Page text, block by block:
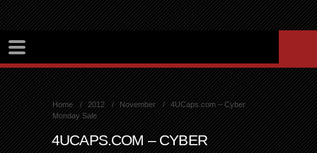
Home 2012 November
4UCaps.com – Cyber
Monday Sale
4UCAPS.COM – CYBER